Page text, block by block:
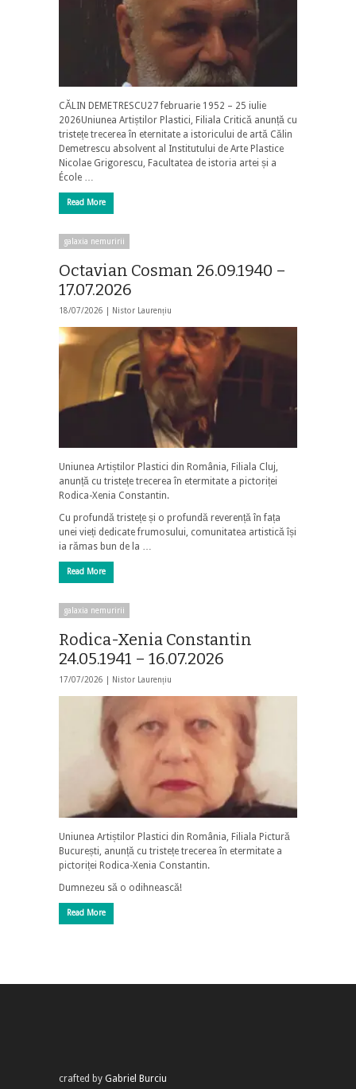
CĂLIN DEMETRESCU27 februarie 1952 – 25 iulie
2026Uniunea Artiștilor Plastici, Filiala Critică anunță cu
tristețe trecerea în eternitate a istoricului de artă Călin
Demetrescu absolvent al Institutului de Arte Plastice
Nicolae Grigorescu, Facultatea de istoria artei și a
École …
Read More
galaxia nemuririi
Octavian Cosman 26.09.1940 –
17.07.2026
18/07/2026 | Nistor Laurențiu
Uniunea Artiștilor Plastici din România, Filiala Cluj,
anunță cu tristețe trecerea în etermitate a pictoriței
Rodica-Xenia Constantin.
Cu profundă tristețe și o profundă reverență în fața
unei vieți dedicate frumosului, comunitatea artistică își
ia rămas bun de la …
Read More
galaxia nemuririi
Rodica-Xenia Constantin
24.05.1941 – 16.07.2026
17/07/2026 | Nistor Laurențiu
Uniunea Artiștilor Plastici din România, Filiala Pictură
București, anunță cu tristețe trecerea în etermitate a
pictoriței Rodica-Xenia Constantin.
Dumnezeu să o odihnească!
Read More
crafted by Gabriel Burciu